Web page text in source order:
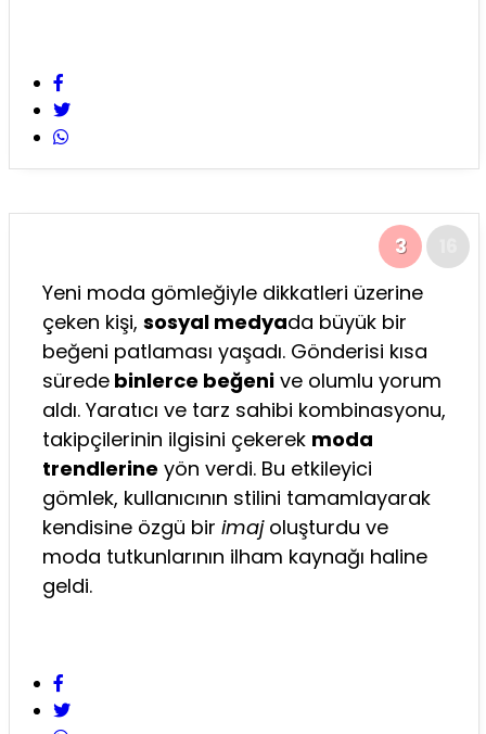
3
Yeni moda gömleğiyle dikkatleri üzerine
çeken kişi, sosyal medyada büyük bir
beğeni patlaması yaşadı. Gönderisi kısa
sürede binlerce beğeni ve olumlu yorum
aldı. Yaratıcı ve tarz sahibi kombinasyonu,
takipçilerinin ilgisini çekerek moda
trendlerine yön verdi. Bu etkileyici
gömlek, kullanıcının stilini tamamlayarak
kendisine özgü bir imajoluşturdu ve
moda tutkunlarının ilham kaynağı haline
geldi.